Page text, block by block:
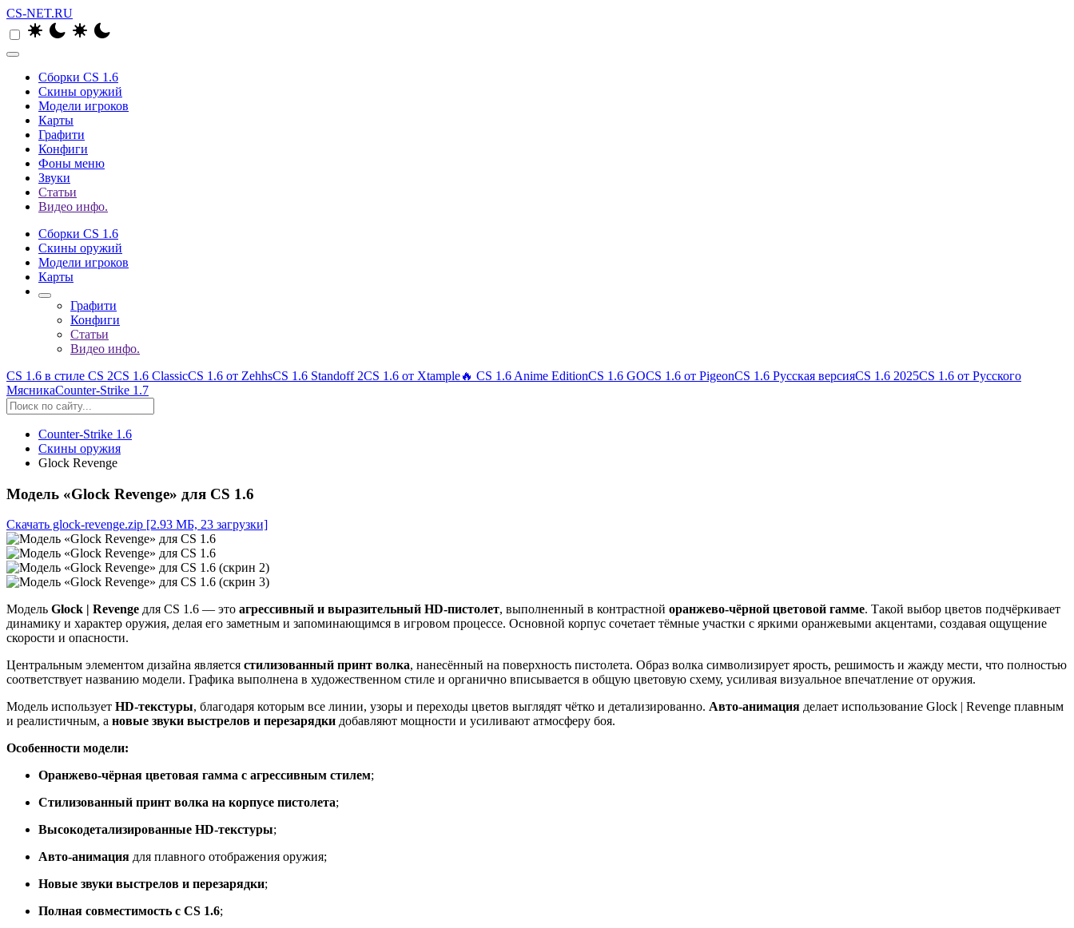
CS-NET.RU
Сборки CS 1.6
Скины оружий
Модели игроков
Карты
Графити
Конфиги
Фоны меню
Звуки
Статьи
Видео инфо.
Сборки CS 1.6
Скины оружий
Модели игроков
Карты
Графити
Конфиги
Статьи
Видео инфо.
CS 1.6 в стиле CS 2CS 1.6 ClassicCS 1.6 от ZehhsCS 1.6 Standoff 2CS 1.6 от Xtample🔥 CS 1.6 Anime EditionCS 1.6 GOCS 1.6 от PigeonCS 1.6 Русская версияCS 1.6 2025CS 1.6 от Русского
МясникаCounter-Strike 1.7
Counter-Strike 1.6
Скины оружия
Glock Revenge
Модель «Glock Revenge» для CS 1.6
Скачать glock-revenge.zip [2.93 МБ, 23 загрузки]
Модель Glock | Revenge для CS 1.6 — это агрессивный и выразительный HD‑пистолет, выполненный в контрастной оранжево‑чёрной цветовой гамме. Такой выбор цветов подчёркивает
динамику и характер оружия, делая его заметным и запоминающимся в игровом процессе. Основной корпус сочетает тёмные участки с яркими оранжевыми акцентами, создавая ощущение
скорости и опасности.
Центральным элементом дизайна является стилизованный принт волка, нанесённый на поверхность пистолета. Образ волка символизирует ярость, решимость и жажду мести, что полностью
соответствует названию модели. Графика выполнена в художественном стиле и органично вписывается в общую цветовую схему, усиливая визуальное впечатление от оружия.
Модель использует HD‑текстуры, благодаря которым все линии, узоры и переходы цветов выглядят чётко и детализированно. Авто‑анимация делает использование Glock | Revenge плавным
и реалистичным, а новые звуки выстрелов и перезарядки добавляют мощности и усиливают атмосферу боя.
Особенности модели:
Оранжево‑чёрная цветовая гамма с агрессивным стилем;
Стилизованный принт волка на корпусе пистолета;
Высокодетализированные HD‑текстуры;
Авто‑анимация для плавного отображения оружия;
Новые звуки выстрелов и перезарядки;
Полная совместимость с CS 1.6;